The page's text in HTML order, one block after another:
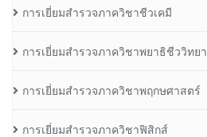
การเยี่ยมสำรวจภาควิชาชีวเคมี
การเยี่ยมสำรวจภาควิชาพยาธิชีววิทยา
การเยี่ยมสำรวจภาควิชาพฤกษศาสตร์
การเยี่ยมสำรวจภาควิชาฟิสิกส์